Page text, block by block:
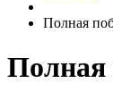
Полная
Полная